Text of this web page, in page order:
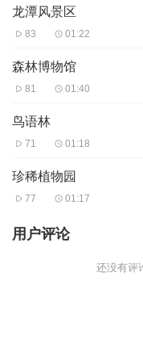
龙潭风景区
83 01:22
森林博物馆
81 01:40
鸟语林
71 01:18
珍稀植物园
77 01:17
用户评论
还没有评